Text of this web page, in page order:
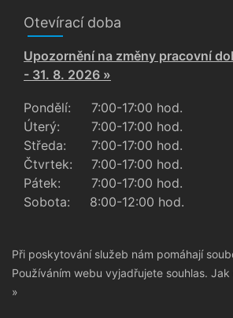
Otevírací doba
Upozornění na změny pracovní
- 31. 8. 2026 »
Pondělí:
Úterý:
Středa:
Čtvrtek:
Pátek:
Sobota:
7:00-17:00 hod.
7:00-17:00 hod.
7:00-17:00 hod.
7:00-17:00 hod.
7:00-17:00 hod.
8:00-12:00 hod.
Při poskytování služeb nám pomáhají
Používáním webu vyjadřujete souhlas. Jak
»